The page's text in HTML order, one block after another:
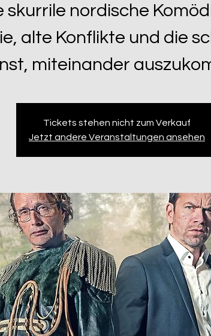
skurrile nordische
alte Konflikte und die
miteinander
Tickets stehen nicht zum Verkauf
Jetzt andere Veranstaltungen ansehen